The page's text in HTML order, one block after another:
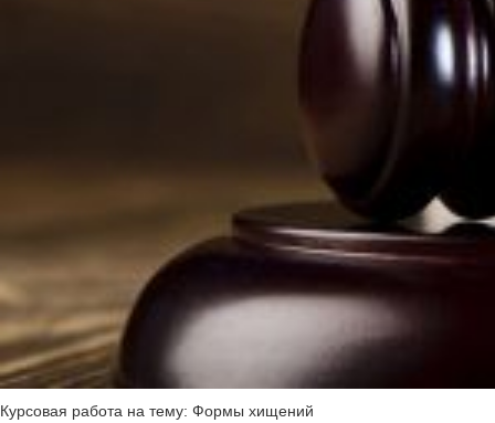
Курсовая работа на тему: Формы хищений